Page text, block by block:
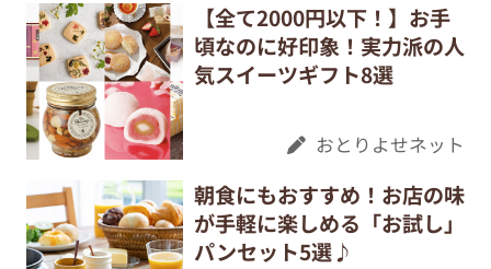
【全て2000円以下！】お手
頃なのに好印象！実力派の人
気スイーツギフト8選
おとりよせネット
朝食にもおすすめ！お店の味
が手軽に楽しめる「お試し」
パンセット5選♪